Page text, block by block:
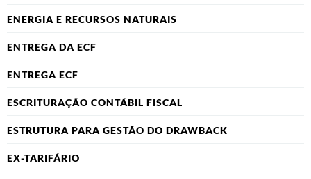
ENERGIA E RECURSOS NATURAIS
ENTREGA DA ECF
ENTREGA ECF
ESCRITURAÇÃO CONTÁBIL FISCAL
ESTRUTURA PARA GESTÃO DO DRAWBACK
EX-TARIFÁRIO